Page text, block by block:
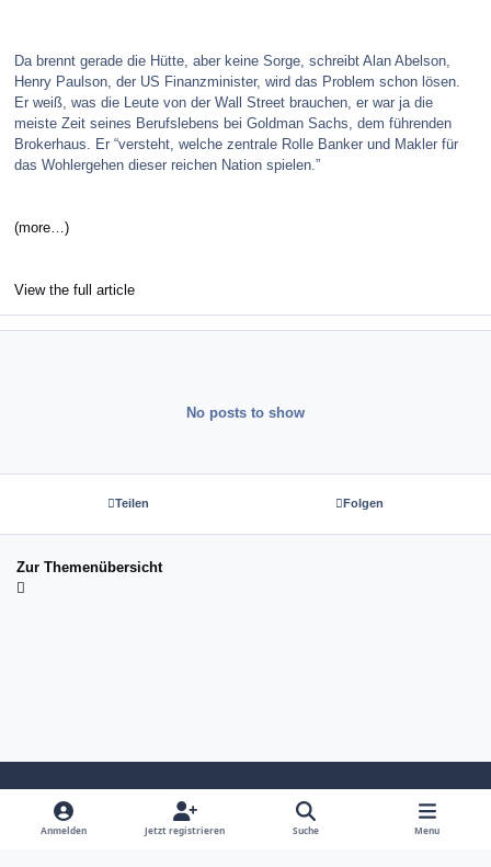
Da brennt gerade die Hütte, aber keine Sorge, schreibt Alan Abelson,
Henry Paulson, der US Finanzminister, wird das Problem schon lösen.
Er weiß, was die Leute von der Wall Street brauchen, er war ja die
meiste Zeit seines Berufslebens bei Goldman Sachs, dem führenden
Brokerhaus. Er “versteht, welche zentrale Rolle Banker und Makler für
das Wohlergehen dieser reichen Nation spielen.”
(more…)
View the full article
No posts to show
Teilen Folgen
Zur Themenübersicht
Light ModeDark ModeSystem Preference
Anmelden Jetzt registrieren Suche Menu